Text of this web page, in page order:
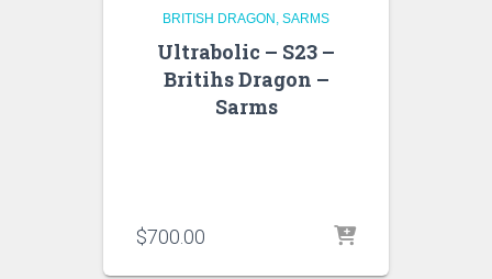
BRITISH DRAGON SARMS
Ultrabolic – S23 –
Britihs Dragon –
Sarms
$700.00